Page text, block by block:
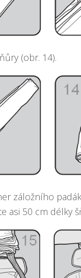
(obr. 14).
záložního
asi 50 cm délky